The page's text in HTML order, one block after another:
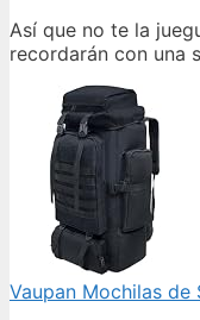
Así que no te la
recordarán con una
Vaupan Mochilas de